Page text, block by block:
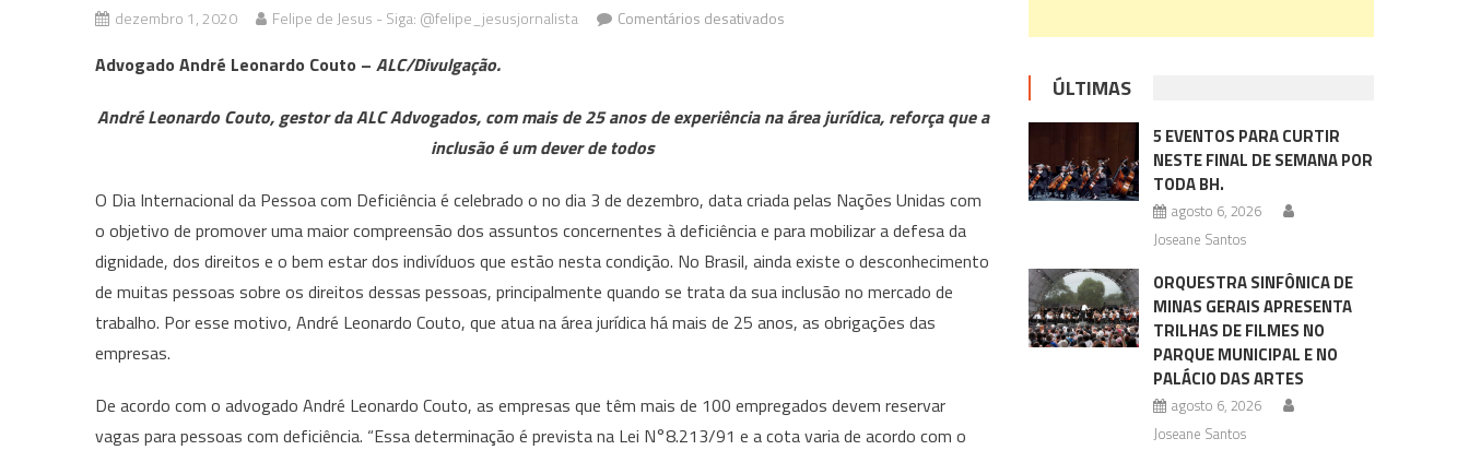
dezembro 1, 2020 Felipe de Jesus - Siga: @felipe_jesusjornalista Comentários desativados
obrigações
na
semana
em
que
se
Dia
Internacional
Advogado André Leonardo Couto – ALC/Divulgação.
André Leonardo Couto, gestor da ALC Advogados, com mais de 25 anos de experiência na área jurídica, reforça que a
inclusão é um dever de todos
O Dia Internacional da Pessoa com Deficiência é celebrado o no dia 3 de dezembro, data criada pelas Nações Unidas com
o objetivo de promover uma maior compreensão dos assuntos concernentes à deficiência e para mobilizar a defesa da
dignidade, dos direitos e o bem estar dos indivíduos que estão nesta condição. No Brasil, ainda existe o desconhecimento
de muitas pessoas sobre os direitos dessas pessoas, principalmente quando se trata da sua inclusão no mercado de
trabalho. Por esse motivo, André Leonardo Couto, que atua na área jurídica há mais de 25 anos, as obrigações das
empresas.
De acordo com o advogado André Leonardo Couto, as empresas que têm mais de 100 empregados devem reservar
vagas para pessoas com deficiência. “Essa determinação é prevista na Lei N°8.213/91 e a cota varia de acordo com o
ÚLTIMAS
5 EVENTOS PARA CURTIR
NESTE FINAL DE SEMANA POR
TODA BH.
agosto 6, 2026
Joseane Santos
ORQUESTRA SINFÔNICA DE
MINAS GERAIS APRESENTA
TRILHAS DE FILMES NO
PARQUE MUNICIPAL E NO
PALÁCIO DAS ARTES
agosto 6, 2026
Joseane Santos